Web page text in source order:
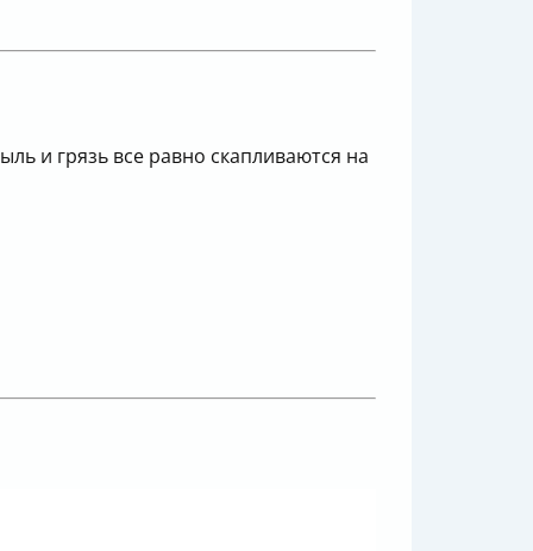
и грязь все равно скапливаются на